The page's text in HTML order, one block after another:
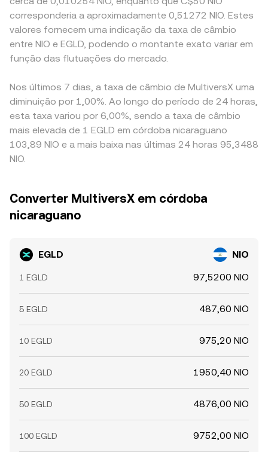
corresponderia a aproximadamente 0,51272 NIO. Estes
valores fornecem uma indicação da taxa de câmbio
entre NIO e EGLD, podendo o montante exato variar em
função das flutuações do mercado.
Nos últimos 7 dias, a taxa de câmbio de MultiversX uma
diminuição por 1,00%. Ao longo do período de 24 horas,
esta taxa variou por 6,00%, sendo a taxa de câmbio
mais elevada de 1 EGLD em córdoba nicaraguano
103,89 NIO e a mais baixa nas últimas 24 horas 95,3488
NIO.
Converter MultiversX em córdoba
nicaraguano
EGLD NIO
1 EGLD 97,5200 NIO
5 EGLD 487,60 NIO
10 EGLD 975,20 NIO
20 EGLD 1950,40 NIO
50 EGLD 4876,00 NIO
100 EGLD 9752,00 NIO